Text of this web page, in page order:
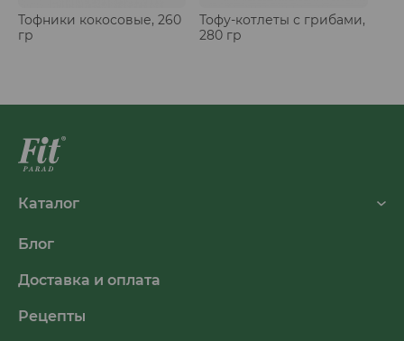
Тофники кокосовые, 260
гр
Тофу-котлеты с грибами,
280 гр
Каталог
Блог
Доставка и оплата
Рецепты